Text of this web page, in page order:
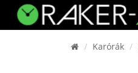
Karórák